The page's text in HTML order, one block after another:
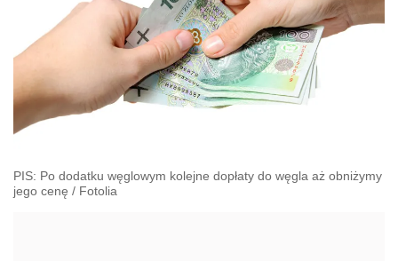
PIS: Po dodatku węglowym kolejne dopłaty do węgla aż obniżymy
jego cenę / Fotolia